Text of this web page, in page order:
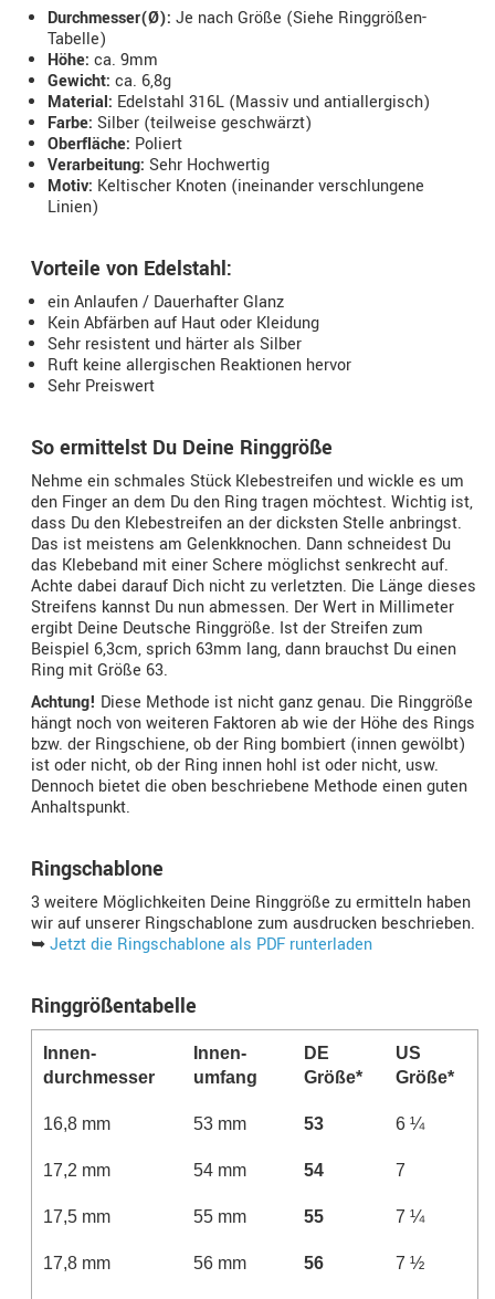
Durchmesser(Ø): Je nach Größe (Siehe Ringgrößen-
Tabelle)
Höhe: ca. 9mm
Gewicht: ca. 6,8g
Material: Edelstahl 316L (Massiv und antiallergisch)
Farbe: Silber (teilweise geschwärzt)
Oberfläche: Poliert
Verarbeitung: Sehr Hochwertig
Motiv: Keltischer Knoten (ineinander verschlungene
Linien)
Vorteile von Edelstahl:
ein Anlaufen / Dauerhafter Glanz
Kein Abfärben auf Haut oder Kleidung
Sehr resistent und härter als Silber
Ruft keine allergischen Reaktionen hervor
Sehr Preiswert
So ermittelst Du Deine Ringgröße
Nehme ein schmales Stück Klebestreifen und wickle es um
den Finger an dem Du den Ring tragen möchtest. Wichtig ist,
dass Du den Klebestreifen an der dicksten Stelle anbringst.
Das ist meistens am Gelenkknochen. Dann schneidest Du
das Klebeband mit einer Schere möglichst senkrecht auf.
Achte dabei darauf Dich nicht zu verletzten. Die Länge dieses
Streifens kannst Du nun abmessen. Der Wert in Millimeter
ergibt Deine Deutsche Ringgröße. Ist der Streifen zum
Beispiel 6,3cm, sprich 63mm lang, dann brauchst Du einen
Ring mit Größe 63.
Achtung! Diese Methode ist nicht ganz genau. Die Ringgröße
hängt noch von weiteren Faktoren ab wie der Höhe des Rings
bzw. der Ringschiene, ob der Ring bombiert (innen gewölbt)
ist oder nicht, ob der Ring innen hohl ist oder nicht, usw.
Dennoch bietet die oben beschriebene Methode einen guten
Anhaltspunkt.
Ringschablone
3 weitere Möglichkeiten Deine Ringgröße zu ermitteln haben
wir auf unserer Ringschablone zum ausdrucken beschrieben.
➥Jetzt die Ringschablone als PDF runterladen
Ringgrößentabelle
Innen­
durchmesser
Innen­­
umfang
DE
Größe*
US
Größe*
16,8 mm 53 mm 53 6 ¼
17,2 mm 54 mm 54 7
17,5 mm 55 mm 55 7 ¼
17,8 mm 56 mm 56 7 ½